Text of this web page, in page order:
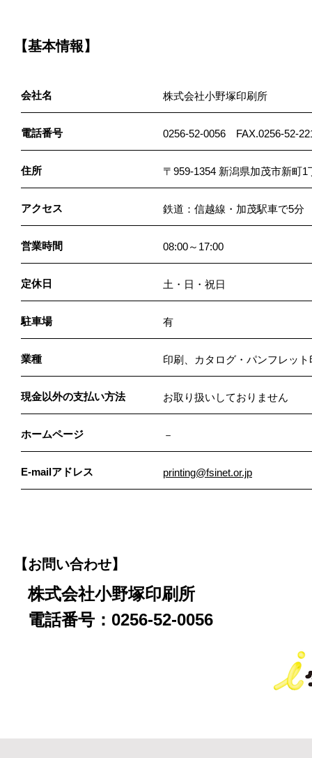
【基本情報】
会社名 株式会社小野塚印刷所
電話番号 0256-52-0056 FAX.0256-52-
住所 〒959-1354 新潟県加茂市新町1
アクセス 鉄道：信越線・加茂駅車で5分
営業時間 08:00～17:00
定休日 土・日・祝日
駐車場 有
業種 印刷、カタログ・パンフレッ
現金以外の支払い方法 お取り扱いしておりません
ホームページ －
E-mailアドレス printing@fsinet.or.jp
【お問い合わせ】
株式会社小野塚印刷所
電話番号：0256-52-0056